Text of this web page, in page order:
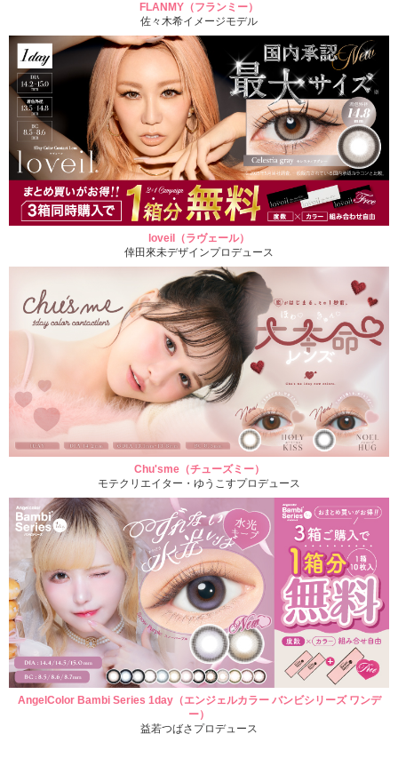
FLANMY（フランミー）
佐々木希イメージモデル
loveil（ラヴェール）
倖田來未デザインプロデュース
Chu'sme（チューズミー）
モテクリエイター・ゆうこすプロデュース
AngelColor Bambi Series 1day（エンジェルカラー バンビシリーズ ワンデ
ー）
益若つばさプロデュース